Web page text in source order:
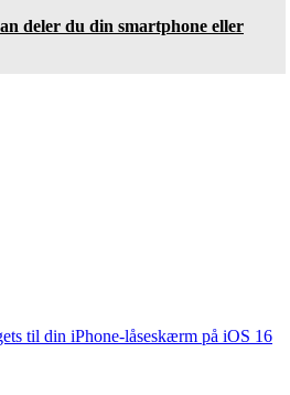
deler du din smartphone eller
til din iPhone-låseskærm på iOS 16